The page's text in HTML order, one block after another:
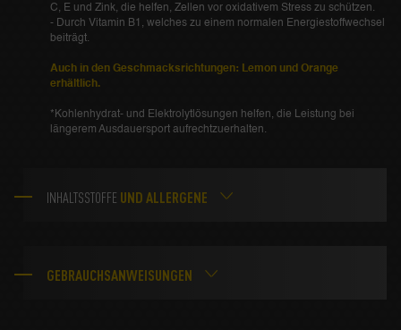
C, E und Zink, die helfen, Zellen vor oxidativem Stress zu schützen.
- Durch Vitamin B1, welches zu einem normalen Energiestoffwechsel
beiträgt.
Auch in den Geschmacksrichtungen: Lemon und Orange
erhältlich.
*Kohlenhydrat- und Elektrolytlösungen helfen, die Leistung bei
längerem Ausdauersport aufrechtzuerhalten.
INHALTSSTOFFE UND ALLERGENE
GEBRAUCHSANWEISUNGEN